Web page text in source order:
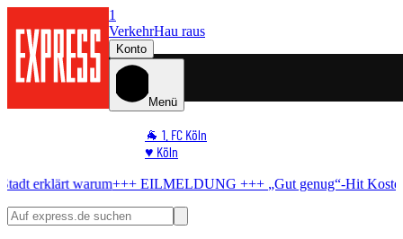
1
VerkehrHau raus
Konto
Menü
🐐 1. FC Köln
♥️ Köln
🏆 Sport
EILMELDUNG +++„Gut genug“-HitKostenlos-Konzert in